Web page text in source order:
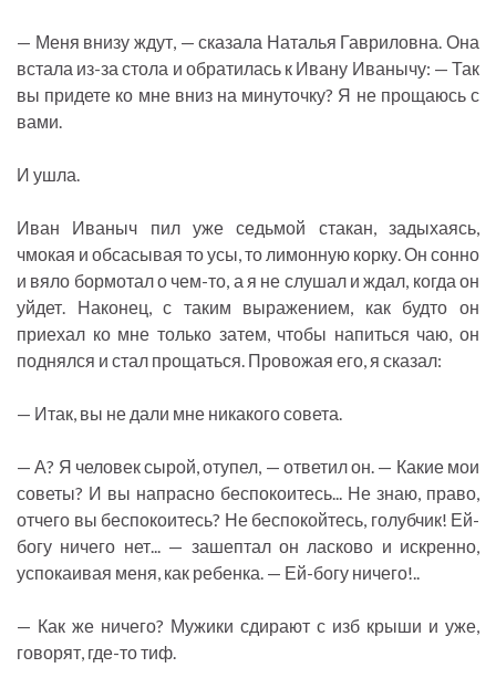
— Меня внизу ждут, — сказала Наталья Гавриловна. Она
встала из-за стола и обратилась к Ивану Иванычу: — Так
вы придете ко мне вниз на минуточку? Я не прощаюсь с
вами.
И ушла.
Иван Иваныч пил уже седьмой стакан, задыхаясь,
чмокая и обсасывая то усы, то лимонную корку. Он сонно
и вяло бормотал о чем-то, а я не слушал и ждал, когда он
уйдет. Наконец, с таким выражением, как будто он
приехал ко мне только затем, чтобы напиться чаю, он
поднялся и стал прощаться. Провожая его, я сказал:
— Итак, вы не дали мне никакого совета.
— А? Я человек сырой, отупел, — ответил он. — Какие мои
советы? И вы напрасно беспокоитесь... Не знаю, право,
отчего вы беспокоитесь? Не беспокойтесь, голубчик! Ей-
богу ничего нет... — зашептал он ласково и искренно,
успокаивая меня, как ребенка. — Ей-богу ничего!..
— Как же ничего? Мужики сдирают с изб крыши и уже,
говорят, где-то тиф.